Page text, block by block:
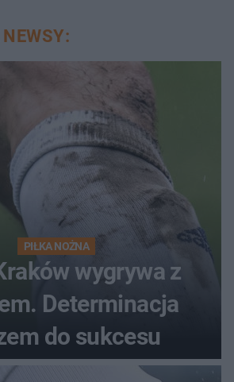
PIŁKA NOŻNA
wygrywa z
Determinacja
do sukcesu